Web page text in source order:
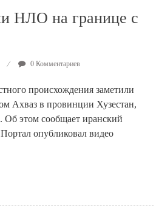
НЛО на границе с
0 Комментариев
происхождения заметили
Ахваз в провинции Хузестан,
Об этом сообщает иранский
опубликовал видео